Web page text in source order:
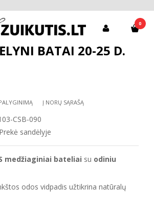
0
CANVAS
25 d. CSB-090
BATAI 20-25 D.
Į NORŲ SĄRAŠĄ
CSB-090
Prekė sandėlyje
medžiaginiai bateliai su odiniu
odos vidpadis užtikrina natūralų